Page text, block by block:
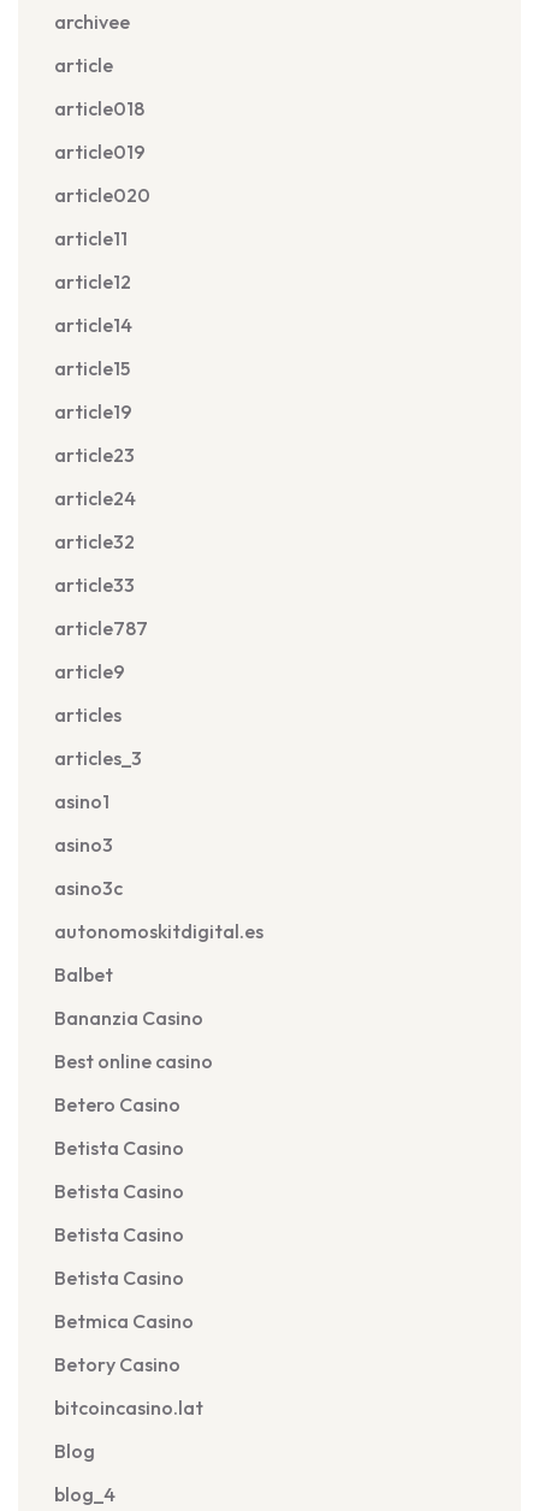
archivee
article
article018
article019
article020
article11
article12
article14
article15
article19
article23
article24
article32
article33
article787
article9
articles
articles_3
asino1
asino3
asino3c
autonomoskitdigital.es
Balbet
Bananzia Casino
Best online casino
Betero Casino
Betista Casino
Betista Casino
Betista Casino
Betista Casino
Betmica Casino
Betory Casino
bitcoincasino.lat
Blog
blog_4